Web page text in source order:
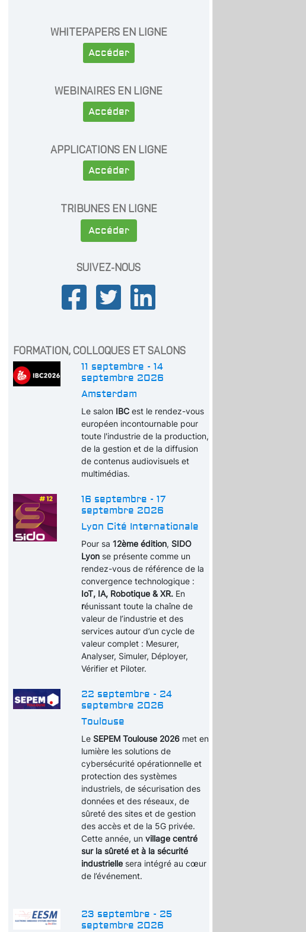
WHITEPAPERS EN LIGNE
Accéder
WEBINAIRES EN LIGNE
Accéder
APPLICATIONS EN LIGNE
Accéder
TRIBUNES EN LIGNE
Accéder
SUIVEZ-NOUS
FORMATION, COLLOQUES ET SALONS
11 septembre - 14
septembre 2026
Amsterdam
Le salonIBC est le rendez-vous
européen incontournable pour
toute l'industrie de la production,
de la gestion et de la diffusion
de contenus audiovisuels et
multimédias.
16 septembre - 17
septembre 2026
Lyon Cité Internationale
Pour sa 12ème édition, SIDO
Lyonse présente comme un
rendez-vous de référence de la
convergence technologique :
IoT, IA, Robotique & XR. En
réunissant toute la chaîne de
valeur de l’industrie et des
services autour d’un cycle de
valeur complet : Mesurer,
Analyser, Simuler, Déployer,
Vérifier et Piloter.
22 septembre - 24
septembre 2026
Toulouse
Le SEPEM Toulouse 2026met en
lumière les solutions de
cybersécurité opérationnelle et
protection des systèmes
industriels, de sécurisation des
données et des réseaux, de
sûreté des sites et de gestion
des accès et de la 5G privée.
Cette année, un village centré
sur la sûreté et à la sécurité
industriellesera intégré au cœur
de l’événement.
23 septembre - 25
septembre 2026